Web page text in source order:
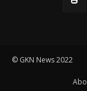
© GKN News 2022